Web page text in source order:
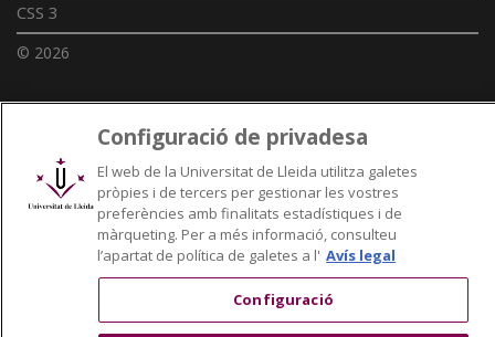
CSS 3
© 2026
Enllaços UdL
Xarxes universitàries
Configuració de privadesa
El web de la Universitat de Lleida utilitza galetes
pròpies i de tercers per gestionar les vostres
preferències amb finalitats estadístiques i de
màrqueting. Per a més informació, consulteu
l’apartat de política de galetes a l' Avís legal
Configuració